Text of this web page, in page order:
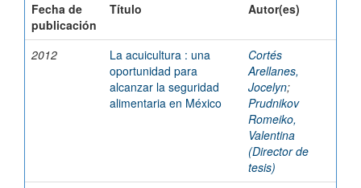
Fecha de
publicación
Título Autor(es)
2012
La acuicultura : una
oportunidad para
alcanzar la seguridad
alimentaria en México
Cortés
Arellanes,
Jocelyn;
Prudnikov
Romeiko,
Valentina
(Director de
tesis)